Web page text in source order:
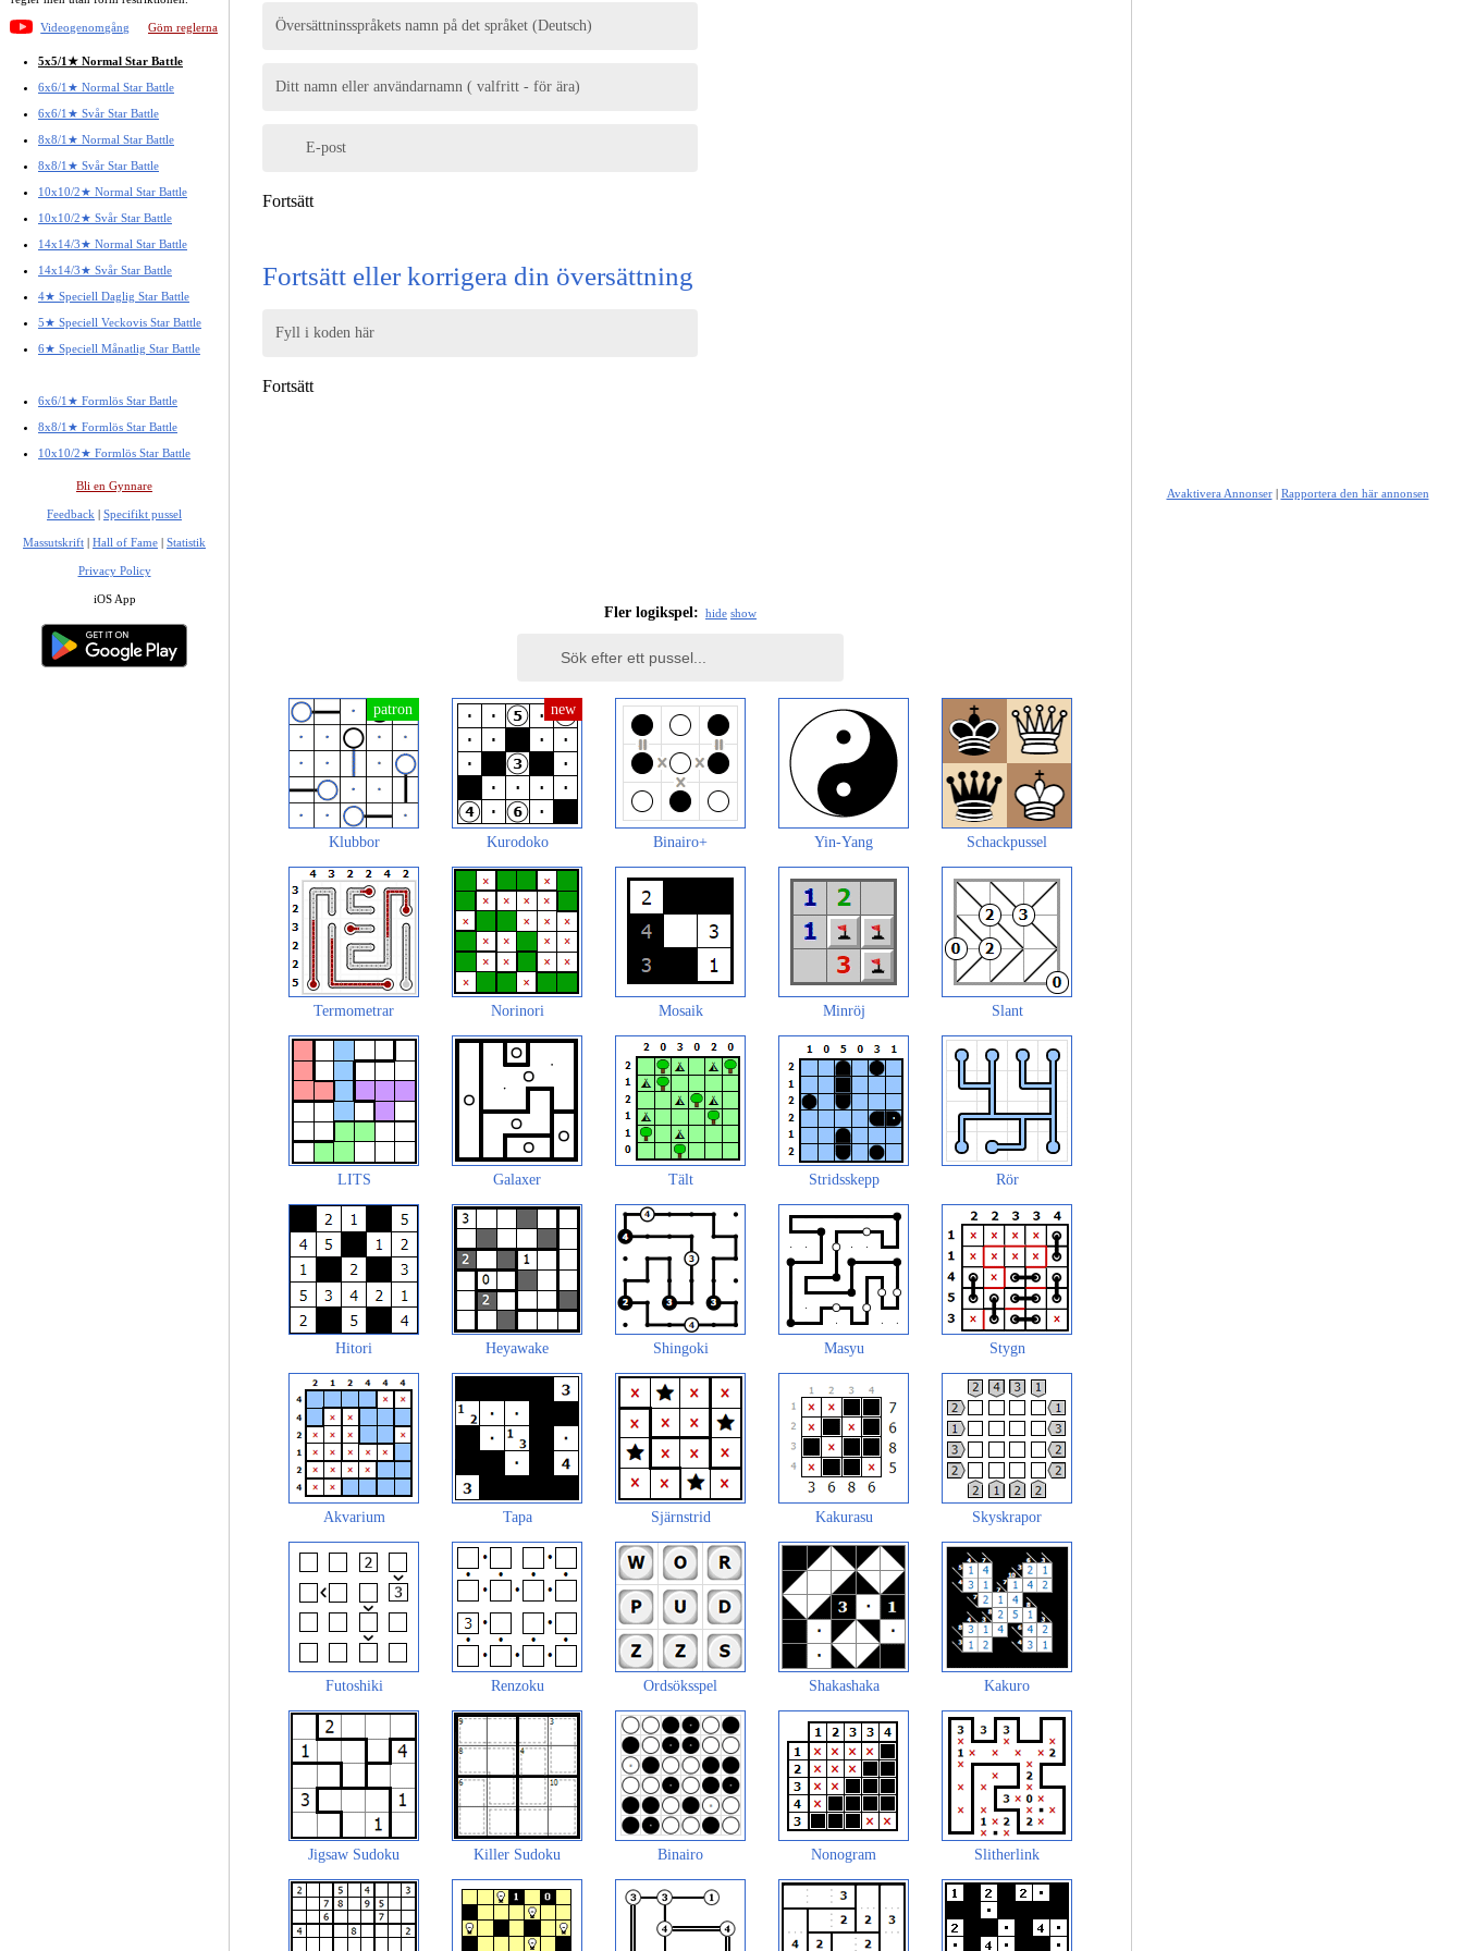
Videogenomgång Göm reglerna
5x5/1★ Normal Star Battle
6x6/1★ Normal Star Battle
6x6/1★ Svår Star Battle
8x8/1★ Normal Star Battle
8x8/1★ Svår Star Battle
10x10/2★ Normal Star Battle
10x10/2★ Svår Star Battle
14x14/3★ Normal Star Battle
14x14/3★ Svår Star Battle
4★ Speciell Daglig Star Battle
5★ Speciell Veckovis Star Battle
6★ Speciell Månatlig Star Battle
6x6/1★ Formlös Star Battle
8x8/1★ Formlös Star Battle
10x10/2★ Formlös Star Battle
Bli en Gynnare
Feedback | Specifikt pussel
Massutskrift | Hall of Fame | Statistik
Privacy Policy
iOS App
Översättninsspråkets namn på det språket (Deutsch)
Ditt namn eller användarnamn ( valfritt - för ära)
E-post
Fortsätt
Fortsätt eller korrigera din översättning
Fyll i koden här
Fortsätt
Fler logikspel: hide show
Klubbor Kurodoko Binairo+ Yin-Yang Schackpussel
Termometrar Norinori Mosaik Minröj Slant
LITS Galaxer Tält Stridsskepp Rör
Hitori Heyawake Shingoki Masyu Stygn
Akvarium Tapa Sjärnstrid Kakurasu Skyskrapor
Futoshiki Renzoku Ordsöksspel Shakashaka Kakuro
Jigsaw Sudoku Killer Sudoku Binairo Nonogram Slitherlink
Avaktivera Annonser| Rapportera den här annonsen